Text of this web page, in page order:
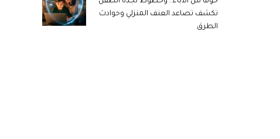
تكشف تصاعد العنف المنزلي وحوادث
الطرق